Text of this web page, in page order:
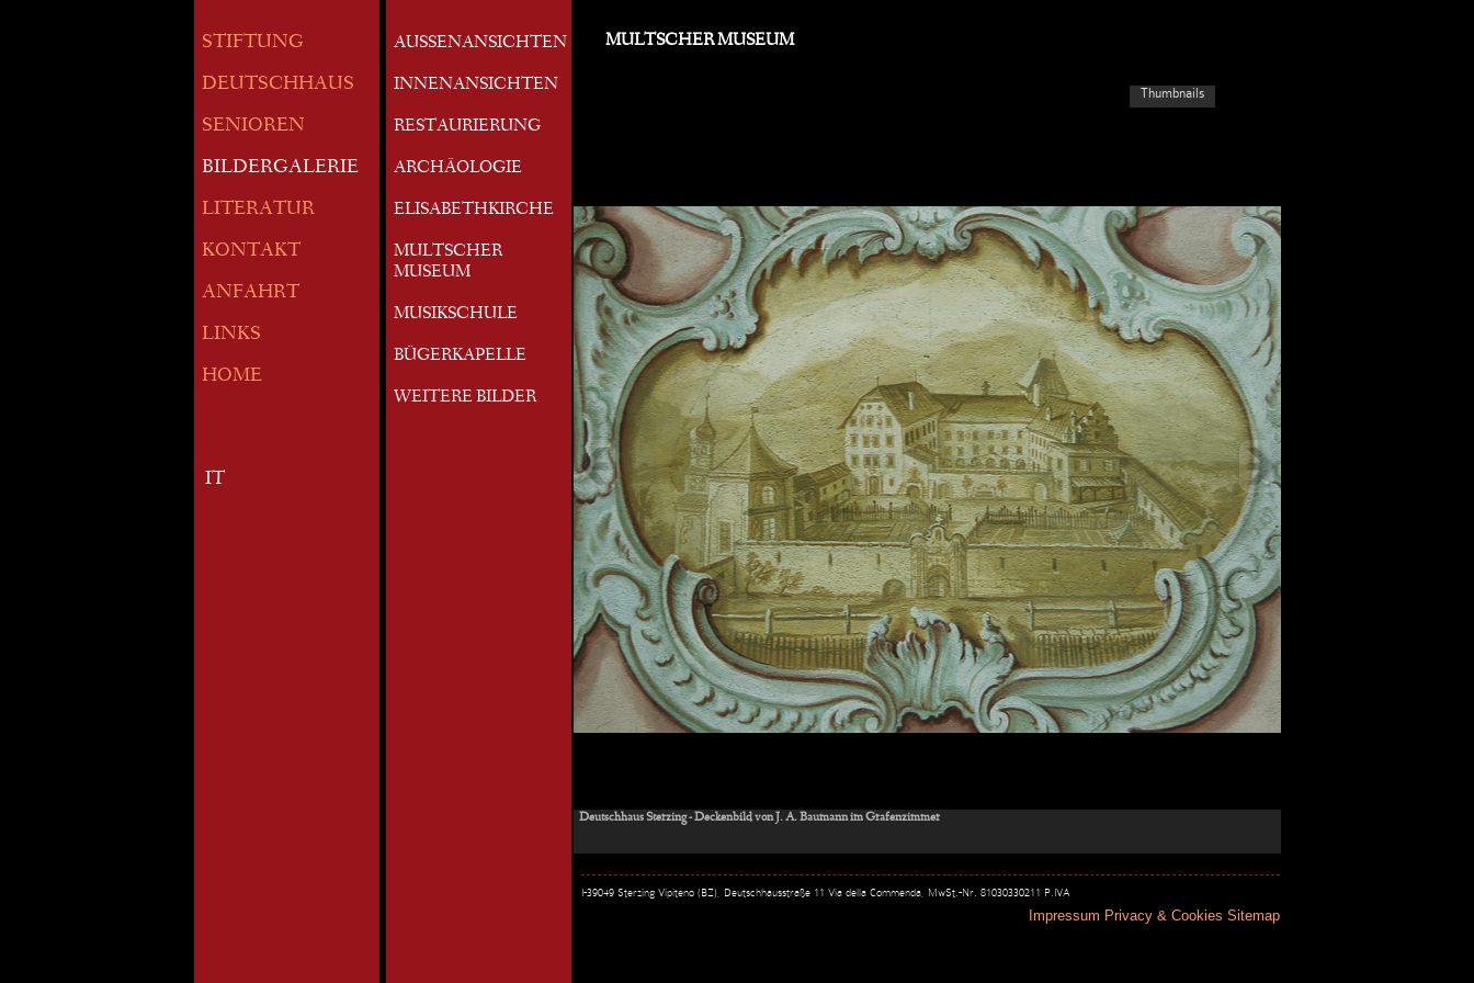
STIFTUNG
DEUTSCHHAUS
SENIOREN
BILDERGALERIE
LITERATUR
KONTAKT
ANFAHRT
LINKS
HOME
IT
AUSSENANSICHTEN
INNENANSICHTEN
RESTAURIERUNG
ARCHÄOLOGIE
ELISABETHKIRCHE
MULTSCHER
MUSEUM
MUSIKSCHULE
BÜGERKAPELLE
WEITERE BILDER
MULTSCHER MUSEUM
Deutschhaus Sterzing - Deckenbild von J. A. Baumann im Grafenzimmer
Thumbnails
I-39049 Sterzing Vipiteno (BZ), Deutschhausstraße 11 Via della Commenda, MwSt.-Nr. 81030330211 P.IVA
Impressum Privacy & Cookies Sitemap